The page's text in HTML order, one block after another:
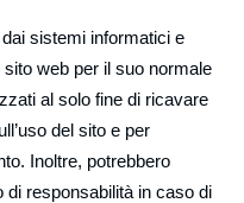
sistemi informatici e
web per il suo normale
al solo fine di ricavare
del sito e per
Inoltre, potrebbero
di responsabilità in caso di